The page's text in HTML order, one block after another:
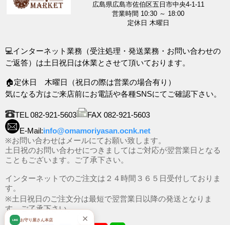
広島県広島市佐伯区五日市中央4-1-11
営業時間 10:30 ～ 18:00
定休日 木曜日
💻インターネット業務（受注処理・発送業務・お問い合わせの
ご返答）は土日祝日は休業とさせて頂いております。
🏠定休日 木曜日（祝日の際は営業の場合有り）
気になる方はご来店前にお電話や各種SNSにてご確認下さい。
TEL 082-921-5603
FAX 082-921-5603
E-Mail:info@omamoriyasan.ocnk.net
※お問い合わせはメールにてお願い致します。
土日祝のお問い合わせにつきましてはご対応が翌営業日となる
こともございます。ご了承下さい。
インターネットでのご注文は２４時間３６５日受付しておりま
す。
※土日祝日のご注文分は最短で翌営業日以降の発送となりま
す。ご了承下さい。
×
LINE お守り屋さん本店